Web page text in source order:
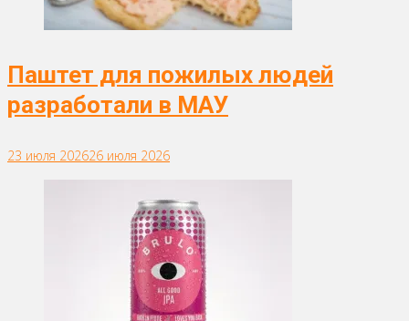
Паштет для пожилых людей
разработали в МАУ
23 июля 202626 июля 2026